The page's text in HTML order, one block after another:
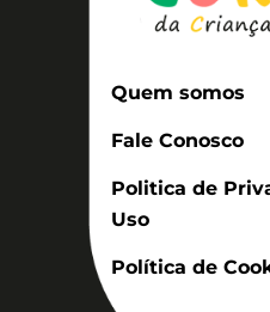
Quem somos
Fale Conosco
Politica de
Uso
Política de